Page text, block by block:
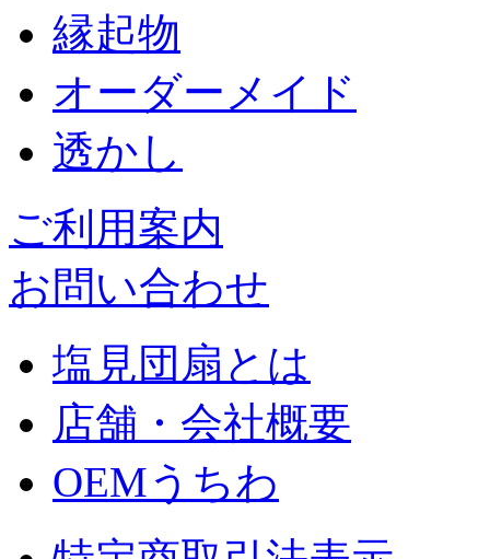
縁起物
オーダーメイド
透かし
ご利用案内
お問い合わせ
塩見団扇とは
店舗・会社概要
OEMうちわ